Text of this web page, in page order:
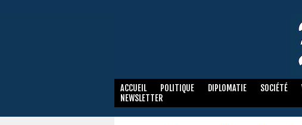
ACCUEIL POLITIQUE DIPLOMATIE SOCIÉTÉ
NEWSLETTER